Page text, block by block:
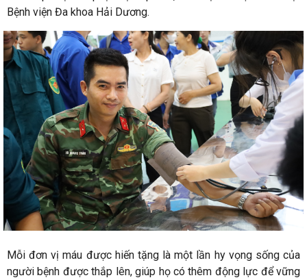
Bệnh viện Đa khoa Hải Dương.
Mỗi đơn vị máu được hiến tặng là một lần hy vọng sống của
người bệnh được thắp lên, giúp họ có thêm động lực để vững